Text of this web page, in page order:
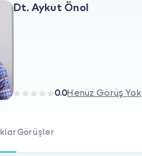
Dt. Aykut Önol
0.0Henüz Görüş Yok
Görüşler